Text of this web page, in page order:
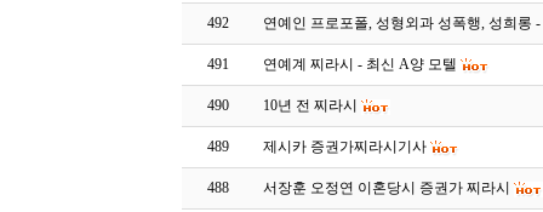
492 연예인 프로포폴, 성형외과 성폭행, 성희롱
491 연예계 찌라시 - 최신 A양 모텔
490 10년 전 찌라시
489 제시카 증권가찌라시기사
488 서장훈 오정연 이혼당시 증권가 찌라시